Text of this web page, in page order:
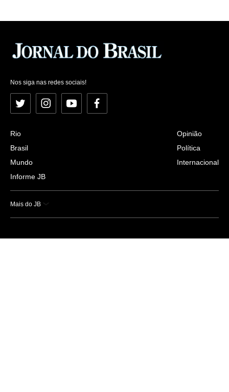
Nos siga nas redes sociais!
Twitter InstagramYouTubeFacebook
Rio
Brasil
Mundo
Informe JB
Opinião
Política
Internacional
Mais do JB
Esportes